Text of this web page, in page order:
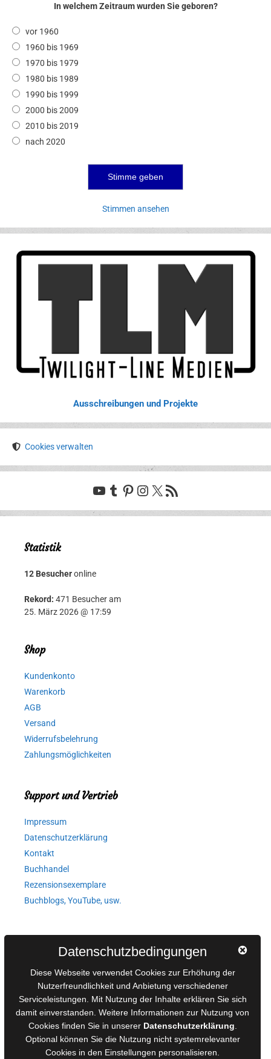
In welchem Zeitraum wurden Sie geboren?
vor 1960
1960 bis 1969
1970 bis 1979
1980 bis 1989
1990 bis 1999
2000 bis 2009
2010 bis 2019
nach 2020
Stimmen ansehen
Ausschreibungen und Projekte
Cookies verwalten
YouTube
Tumblr
Pinterest
Instagram
X RSS-Feed
Statistik
12 Besucheronline
Rekord: 471 Besucher am
25. März 2026 @ 17:59
Shop
Kundenkonto
Warenkorb
AGB
Versand
Widerrufsbelehrung
Zahlungsmöglichkeiten
Support und Vertrieb
Impressum
Datenschutzerklärung
Kontakt
Buchhandel
Rezensionsexemplare
Buchblogs, YouTube, usw.
AGB für Medienprojekte
Online-Artikel
Manuskripte einreichen
Ausschreibungen
Belegexemplare
Eigenbedarfsexemplare
Datenschutzbedingungen
Diese Webseite verwendet Cookies zur Erhöhung der
Nutzerfreundlichkeit und Anbietung verschiedener
Serviceleistungen. Mit Nutzung der Inhalte erklären Sie sich
damit einverstanden. Weitere Informationen zur Nutzung von
Cookies finden Sie in unserer Datenschutzerklärung
Optional können Sie die Nutzung nicht systemrelevanter
Cookies in den Einstellungen personalisieren.